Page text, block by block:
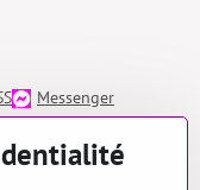
Messenger